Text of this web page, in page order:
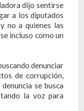
dijo sentirse
a los diputados
no a quienes las
incluso como un
denunciar
de corrupción,
se busca
la voz para